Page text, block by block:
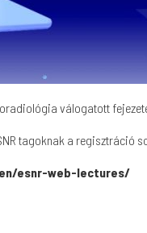
válogatott
tagoknak a regisztráció
esnr-web-lectures/